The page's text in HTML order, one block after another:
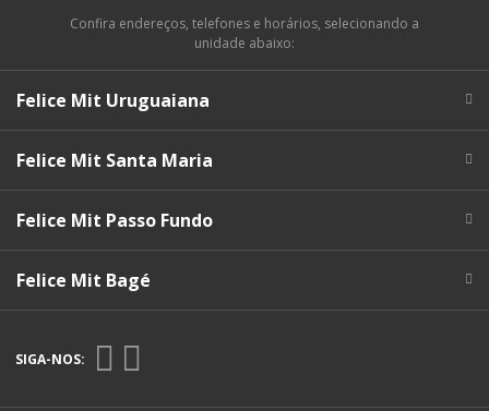
Confira endereços, telefones e horários, selecionando a
unidade abaixo:
Felice Mit Uruguaiana
Felice Mit Santa Maria
Felice Mit Passo Fundo
Felice Mit Bagé
SIGA-NOS: